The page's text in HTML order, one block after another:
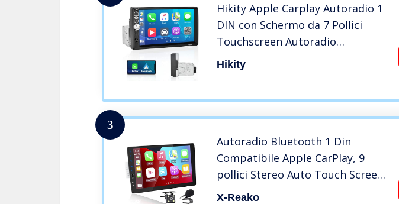
Hikity Apple Carplay Autoradio 1
DIN con Schermo da 7 Pollici
Touchscreen Autoradio
Bluetooth con Android Auto
Mirror Link per Android/iOS
Hikity
3
Autoradio Bluetooth 1 Din
Compatibile Apple CarPlay, 9
pollici Stereo Auto Touch Screen
Supporta Bluetooth
X-Reako